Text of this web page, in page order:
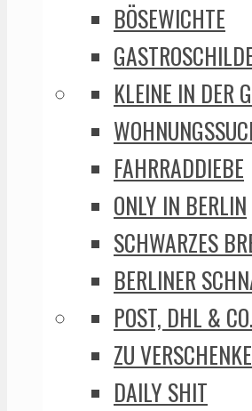
BÖSEWICHTE
KLEINE IN DER
FAHRRADDIEBE
ONLY IN BERLIN
SCHWARZES
BERLINER
POST, DHL & CO.
ZU
DAILY SHIT